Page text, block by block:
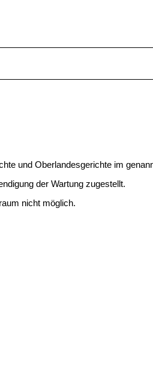
und Oberlandesgerichte im
der Wartung zugestellt.
nicht möglich.